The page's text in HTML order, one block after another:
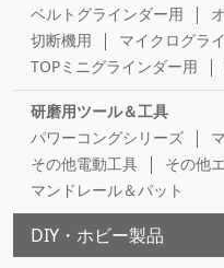
ベルトグラインダー用
切断機用
マイクログラ
TOPミニグラインダー用
研磨用ツール＆工具
パワーコングシリーズ
その他電動工具
その他
マンドレール＆パット
DIY・ホビー製品